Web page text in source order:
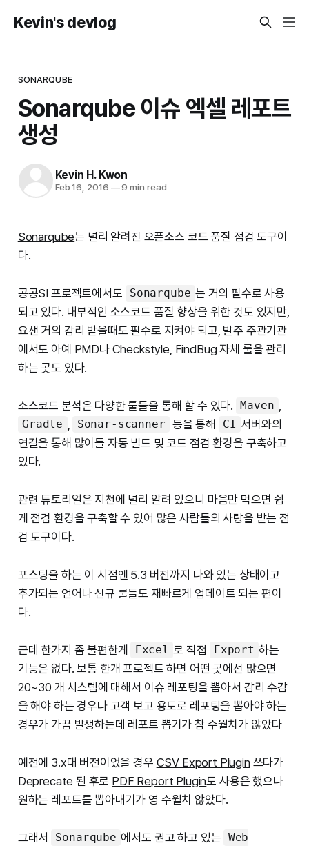
Kevin's devlog
SONARQUBE
Sonarqube 이슈 엑셀 레포트
생성
Kevin H. Kwon
Feb 16, 2016 —9 min read
Sonarqube는 널리 알려진 오픈소스 코드 품질 점검 도구이
다.
공공SI 프로젝트에서도 Sonarqube 는 거의 필수로 사용
되고 있다. 내부적인 소스코드 품질 향상을 위한 것도 있지만,
요샌 거의 감리 받을때도 필수로 지켜야 되고, 발주 주관기관
에서도 아예 PMD나 Checkstyle, FindBug 자체 룰을 관리
하는 곳도 있다.
소스코드 분석은 다양한 툴들을 통해 할 수 있다. Maven
Gradle Sonar-scanner 등을 통해 CI 서버와의
연결을 통해 많이들 자동 빌드 및 코드 점검 환경을 구축하고
있다.
관련 튜토리얼은 지천에 널리 알려 있으니 마음만 먹으면 쉽
게 점검 환경을 구축할 수 있어 많은 사람들의 사랑을 받는 점
검 도구이다.
포스팅을 하는 이 시점엔 5.3 버전까지 나와 있는 상태이고
추가되는 언어나 신규 룰들도 재빠르게 업데이트 되는 편이
다.
근데 한가지 좀 불편한게 Excel 로 직접 Export 하는
기능은 없다. 보통 한개 프로젝트 하면 어떤 곳에선 많으면
20~30 개 시스템에 대해서 이슈 레포팅을 뽑아서 감리 수감
을 해야 하는 경우나 고객 보고 용도로 레포팅을 뽑아야 하는
경우가 가끔 발생하는데 레포트 뽑기가 참 수월치가 않았다
예전에 3.x대 버전이었을 경우 CSV Export Plugin쓰다가
Deprecate 된 후로 PDF Report Plugin도 사용은 했으나
원하는 레포트를 뽑아내기가 영 수월치 않았다.
그래서 Sonarqube 에서도 권고 하고 있는 Web